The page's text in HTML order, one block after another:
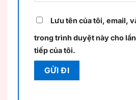
Lưu tên của tôi, email,
trong trình duyệt này cho
tiếp của tôi.